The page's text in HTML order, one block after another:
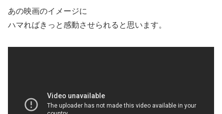
あの映画のイメージに
ハマればきっと感動させられると思います。